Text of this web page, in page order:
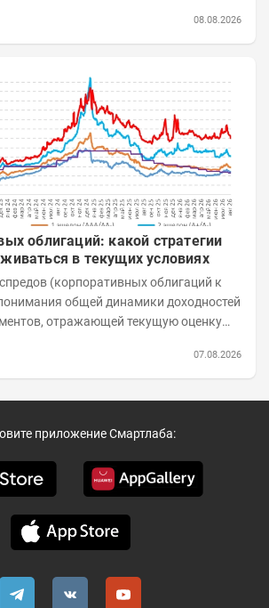
08.08.2026
облигаций: какой стратегии
в текущих условиях
(корпоративных облигаций к
общей динамики доходностей
отражающей текущую оценку
07.08.2026
приложение Смартлаба: